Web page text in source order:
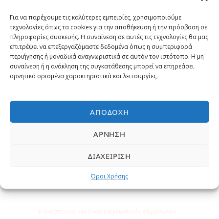
Για να παρέχουμε τις καλύτερες εμπειρίες, χρησιμοποιούμε
τεχνολογίες όπως τα cookies για την αποθήκευση ή την πρόσβαση σε
πληροφορίες συσκευής. Η συναίνεση σε αυτές τις τεχνολογίες θα μας
επιτρέψει να επεξεργαζόμαστε δεδομένα όπως η συμπεριφορά
περιήγησης ή μοναδικά αναγνωριστικά σε αυτόν τον ιστότοπο. Η μη
συναίνεση ή η ανάκληση της συγκατάθεσης μπορεί να επηρεάσει
αρνητικά ορισμένα χαρακτηριστικά και λειτουργίες.
ΑΠΟΔΟΧΉ
ΆΡΝΗΣΗ
ΔΙΑΧΕΊΡΙΣΗ
Όροι Χρήσης
Εγγυημένα η χαμηλότερη τιμή
Έμπειροι Ταξιδιωτικοί σύμβουλοι
Δωρεάν Υπηρεσίες
Χρειάζεστε βοήθεια;
1η ημέρα:
Αθήνα/Θεσσαλονίκη/Λάρνακα –
Βουκουρέστι – Σινάια – Μπρασόβ
2η ημέρα:
Μπρασόβ – Μπραν (κάστρο
Δράκουλα) – Μπρασόβ
Μπρασόβ – Σιγκισοάρα – Σιμπίου